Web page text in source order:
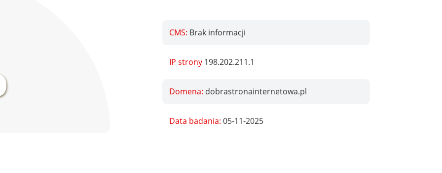
CMS: Brak informacji
IP strony 198.202.211.1
Domena: dobrastronainternetowa.pl
Data badania: 05-11-2025